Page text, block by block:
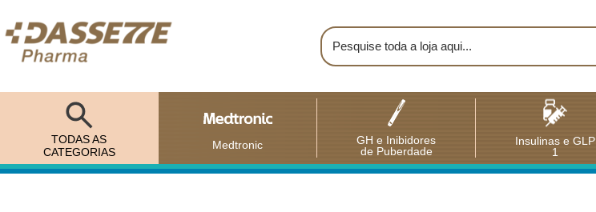
TODAS AS
CATEGORIAS
Medtronic
GH e Inibidores
de Puberdade
Insulinas e GLP
1